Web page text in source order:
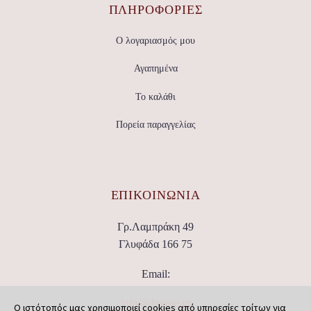
ΠΛΗΡΟΦΟΡΙΕΣ
Ο λογαριασμός μου
Αγαπημένα
Το καλάθι
Πορεία παραγγελίας
ΕΠΙΚΟΙΝΩΝΊΑ
Γρ.Λαμπράκη 49
Γλυφάδα 166 75
Email:
info@dimore.gr
Ο ιστότοπός μας χρησιμοποιεί cookies από υπηρεσίες τρίτων για